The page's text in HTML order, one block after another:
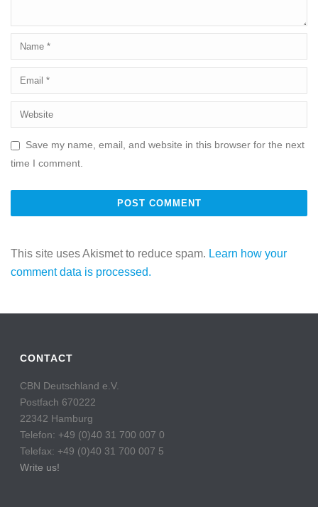
Save my name, email, and website in this browser for the next
time I comment.
This site uses Akismet to reduce spam. Learn how your
comment data is processed.
CONTACT
CBN Deutschland e.V.
Postfach 670222
22342 Hamburg
Telefon: +49 (0)40 31 700 007 0
Telefax: +49 (0)40 31 700 007 5
Write us!